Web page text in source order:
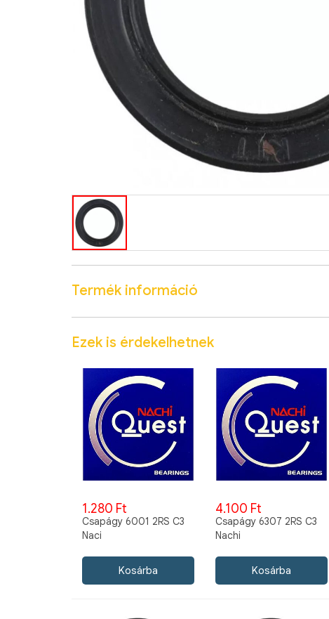
Termék információ
Ezek is érdekelhetnek
1.280 Ft
Csapágy 6001 2RS C3
Naci
4.100 Ft
Csapágy 6307 2RS C3
Nachi